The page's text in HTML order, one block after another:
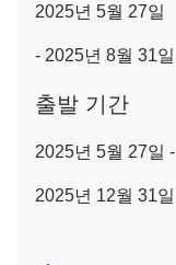
2025년 5월 27일
- 2025년 8월 31일
출발 기간
2025년 5월 27일 -
2025년 12월 31일